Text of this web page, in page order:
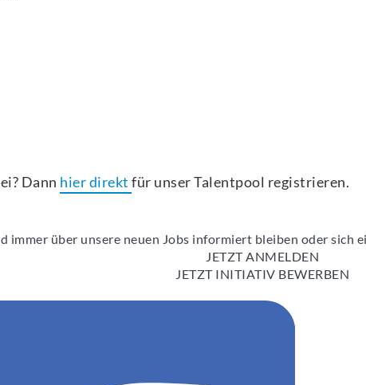
Dann hier direktfür unser Talentpool registrieren.
immer über unsere neuen Jobs informiert bleiben oder sich
JETZT ANMELDEN
JETZT INITIATIV BEWERBEN